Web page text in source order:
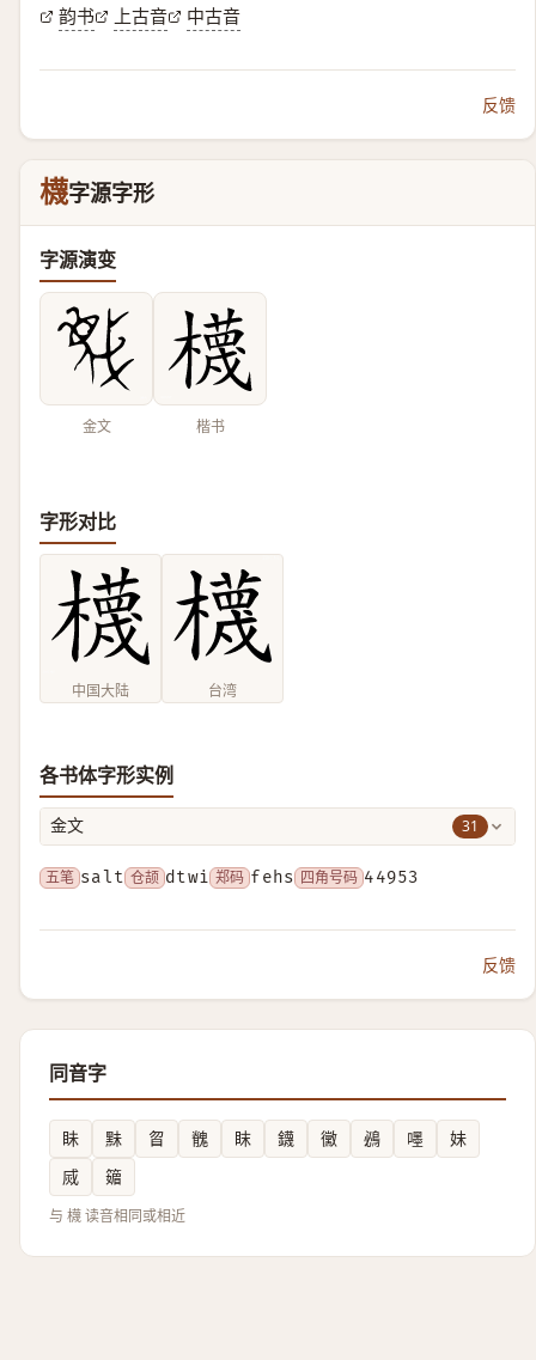
韵书 上古音 中古音
反馈
櫗字源字形
字源演变
金文 楷书
字形对比
中国大陆 台湾
各书体字形实例
金文 31
五笔 salt 仓颉 dtwi 郑码 fehs 四角号码 44953
反馈
同音字
眛 䵢 䀜 䰪 眜 鑖 黴 鴓 嚜
妹
烕
䉋
与 櫗 读音相同或相近